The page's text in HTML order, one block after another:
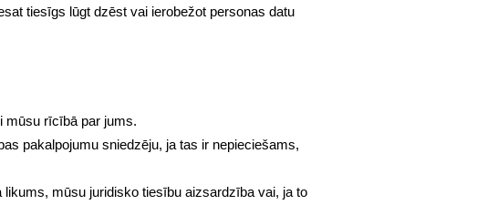
tiesīgs lūgt dzēst vai ierobežot personas datu
mūsu rīcībā par jums.
pakalpojumu sniedzēju, ja tas ir nepieciešams,
mūsu juridisko tiesību aizsardzība vai, ja to